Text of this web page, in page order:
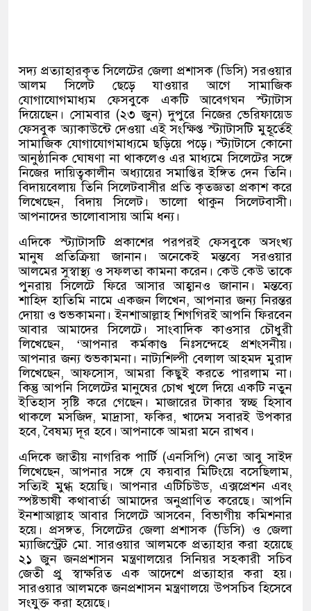
সদ্য প্রত্যাহারকৃত সিলেটের জেলা প্রশাসক(ডিসি)সরওয়ার
আলম সিলেট ছেড়ে যাওয়ার আগে সামাজিক
যোগাযোগমাধ্যম ফেসবুকে একটি আবেগঘন স্ট্যাটাস
দিয়েছেন। সোমবার(২৩ জুন)দুপুরে নিজের ভেরিফায়েড
ফেসবুক অ্যাকাউন্টে দেওয়া এই সংক্ষিপ্ত স্ট্যাটাসটি মুহূর্তেই
সামাজিক যোগাযোগমাধ্যমে ছড়িয়ে পড়ে। স্ট্যাটাসে কোনো
আনুষ্ঠানিক ঘোষণা না থাকলেও এর মাধ্যমে সিলেটের সঙ্গে
নিজের দায়িত্বকালীন অধ্যায়ের সমাপ্তির ইঙ্গিত দেন তিনি।
বিদায়বেলায় তিনি সিলেটবাসীর প্রতি কৃতজ্ঞতা প্রকাশ করে
লিখেছেন,বিদায় সিলেট। ভালো থাকুন সিলেটবাসী।
আপনাদের ভালোবাসায় আমি ধন্য।
এদিকে স্ট্যাটাসটি প্রকাশের পরপরই ফেসবুকে অসংখ্য
মানুষ প্রতিক্রিয়া জানান। অনেকেই মন্তব্যে সরওয়ার
আলমের সুস্বাস্থ্য ও সফলতা কামনা করেন। কেউ কেউ তাকে
পুনরায় সিলেটে ফিরে আসার আহ্বানও জানান। মন্তব্যে
শাহিদ হাতিমি নামে একজন লিখেন,আপনার জন্য নিরন্তর
দোয়া ও শুভকামনা। ইনশাআল্লাহ শিগগিরই আপনি ফিরবেন
আবার আমাদের সিলেটে। সাংবাদিক কাওসার চৌধুরী
লিখেছেন, ‘আপনার কর্মকাণ্ড নিঃসন্দেহে প্রশংসনীয়।
আপনার জন্য শুভকামনা। নাট্যশিল্পী বেলাল আহমদ মুরাদ
লিখেছেন,আফসোস,আমরা কিছুই করতে পারলাম না।
কিন্তু আপনি সিলেটের মানুষের চোখ খুলে দিয়ে একটি নতুন
ইতিহাস সৃষ্টি করে গেছেন। মাজারের টাকার স্বচ্ছ হিসাব
থাকলে মসজিদ,মাদ্রাসা,ফকির, খাদেম সবারই উপকার
হবে,বৈষম্য দূর হবে। আপনাকে আমরা মনে রাখব।
এদিকে জাতীয় নাগরিক পার্টি(এনসিপি)নেতা আবু সাইদ
লিখেছেন,আপনার সঙ্গে যে কয়বার মিটিংয়ে বসেছিলাম,
সত্যিই মুগ্ধ হয়েছি। আপনার এটিচিউড, এক্সপ্রেশন এবং
স্পষ্টভাষী কথাবার্তা আমাদের অনুপ্রাণিত করেছে। আপনি
ইনশাআল্লাহ আবার সিলেটে আসবেন,বিভাগীয় কমিশনার
হয়ে। প্রসঙ্গত,সিলেটের জেলা প্রশাসক (ডিসি)ও জেলা
ম্যাজিস্ট্রেট মো.সারওয়ার আলমকে প্রত্যাহার করা হয়েছে
২১ জুন জনপ্রশাসন মন্ত্রণালয়ের সিনিয়র সহকারী সচিব
জেতী প্রু স্বাক্ষরিত এক আদেশে প্রত্যাহার করা হয়।
সারওয়ার আলমকে জনপ্রশাসন মন্ত্রণালয়ে উপসচিব হিসেবে
সংযুক্ত করা হয়েছে।